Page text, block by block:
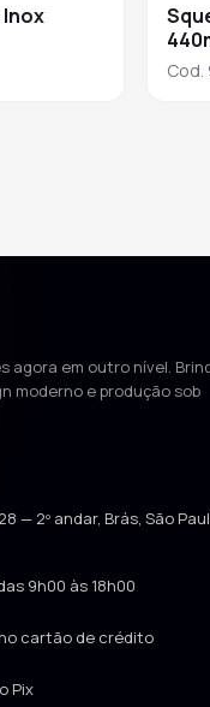
Inox
Cod.
agora em outro nível.
moderno e produção sob
— 2º andar, Brás, São
9h00 às 18h00
cartão de crédito
Pix